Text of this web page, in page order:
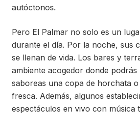
autóctonos.
Pero El Palmar no solo es un
durante el día. Por la noche, sus
se llenan de vida. Los bares y
ambiente acogedor donde podrás
saboreas una copa de horchata
fresca. Además, algunos
espectáculos en vivo con música